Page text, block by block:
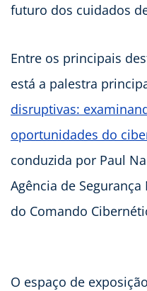
futuro dos cuidados
Entre os principais
está a palestra
disruptivas:
oportunidades do
conduzida por Paul
Agência de
do Comando
O espaço de